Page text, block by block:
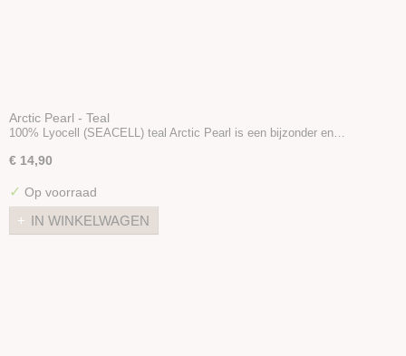
Arctic Pearl - Teal
100% Lyocell (SEACELL) teal Arctic Pearl is een bijzonder en…
€ 14,90
✓ Op voorraad
IN WINKELWAGEN